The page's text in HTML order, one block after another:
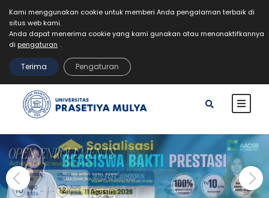
Mahasiswa Staff Alumni
VR Kampus Tur
REGISTRASI
Kami menggunakan cookie untuk memberi Anda pengalaman terbaik di
situs web kami.
Anda dapat menerima cookie yang kami gunakan atau menonaktifkannya
di pengaturan .
Terima Pengaturan